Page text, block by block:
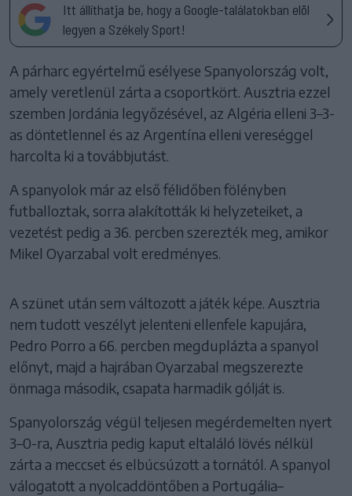
Itt állíthatja be, hogy a Google-találatokban elöl
legyen a Székely Sport!
A párharc egyértelmű esélyese Spanyolország volt,
amely veretlenül zárta a csoportkört. Ausztria ezzel
szemben Jordánia legyőzésével, az Algéria elleni 3–3-
as döntetlennel és az Argentína elleni vereséggel
harcolta ki a továbbjutást.
A spanyolok már az első félidőben fölényben
futballoztak, sorra alakították ki helyzeteiket, a
vezetést pedig a 36. percben szerezték meg, amikor
Mikel Oyarzabal volt eredményes.
A szünet után sem változott a játék képe. Ausztria
nem tudott veszélyt jelenteni ellenfele kapujára,
Pedro Porro a 66. percben megduplázta a spanyol
előnyt, majd a hajrában Oyarzabal megszerezte
önmaga második, csapata harmadik gólját is.
Spanyolország végül teljesen megérdemelten nyert
3–0-ra, Ausztria pedig kaput eltaláló lövés nélkül
zárta a meccset és elbúcsúzott a tornától. A spanyol
válogatott a nyolcaddöntőben a Portugália–